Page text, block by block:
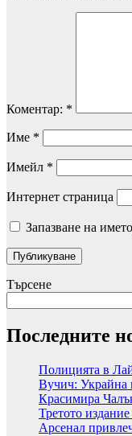
Коментар: *
Име *
Имейл *
Интернет страница
Запазване на
Търсене
Последните
Полицията в
Вучич: Украйна
Красимира
Третото
Арсенал